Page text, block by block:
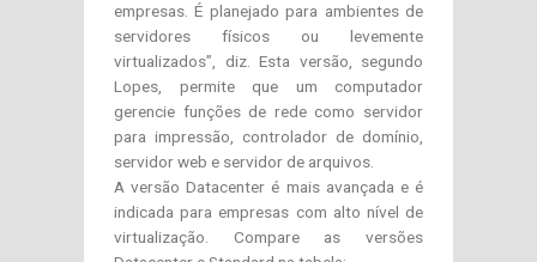
empresas. É planejado para ambientes de
servidores físicos ou levemente
virtualizados”, diz. Esta versão, segundo
Lopes, permite que um computador
gerencie funções de rede como servidor
para impressão, controlador de domínio,
servidor web e servidor de arquivos.
A versão Datacenter é mais avançada e é
indicada para empresas com alto nível de
virtualização. Compare as versões